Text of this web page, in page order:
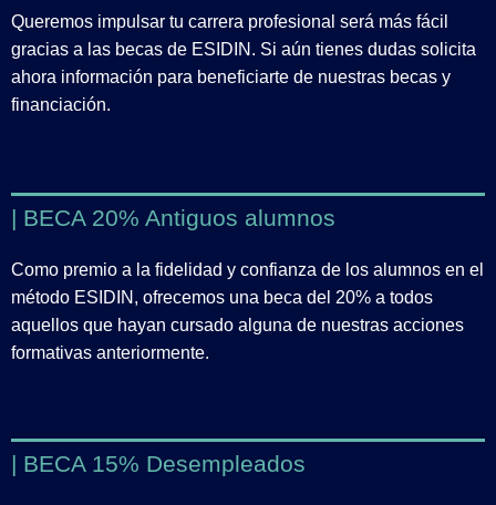
Queremos impulsar tu carrera profesional será más fácil
gracias a las becas de ESIDIN. Si aún tienes dudas solicita
ahora información para beneficiarte de nuestras becas y
financiación.
| BECA 20% Antiguos alumnos
Como premio a la fidelidad y confianza de los alumnos en el
método ESIDIN, ofrecemos una beca del 20% a todos
aquellos que hayan cursado alguna de nuestras acciones
formativas anteriormente.
| BECA 15% Desempleados